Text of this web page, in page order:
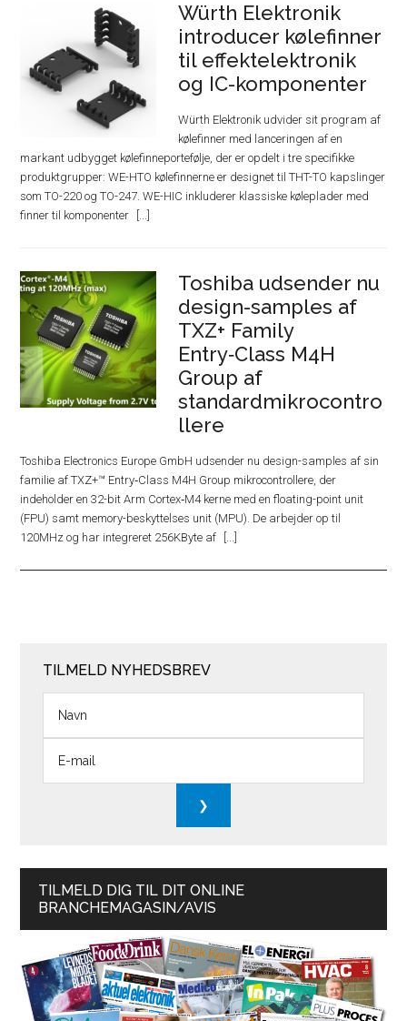
Würth Elektronik
introducer kølefinner
til effektelektronik
og IC-komponenter
Würth Elektronik udvider sit program af
kølefinner med lanceringen af en
markant udbygget kølefinneportefølje, der er opdelt i tre specifikke
produktgrupper: WE-HTO kølefinnerne er designet til THT-TO kapslinger
som TO-220 og TO-247. WE-HIC inkluderer klassiske køleplader med
finner til komponenter
Toshiba udsender nu
design-samples af
TXZ+ Family
Entry‑Class M4H
Group af
standardmikrocontro
llere
Toshiba Electronics Europe GmbH udsender nu design-samples af sin
familie af TXZ+™ Entry‑Class M4H Group mikrocontrollere, der
indeholder en 32-bit Arm Cortex‑M4 kerne med en floating-point unit
(FPU) samt memory-beskyttelses unit (MPU). De arbejder op til
120MHz og har integreret 256KByte af
TILMELD NYHEDSBREV
TILMELD DIG TIL DIT ONLINE
BRANCHEMAGASIN/AVIS